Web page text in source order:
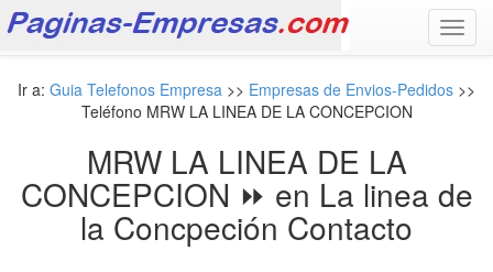
Ir a: Guia Telefonos Empresa >> Empresas de Envios-Pedidos >>
Teléfono MRW LA LINEA DE LA CONCEPCION
MRW LA LINEA DE LA
CONCEPCION ⏩ en La linea de
la Concpeción Contacto